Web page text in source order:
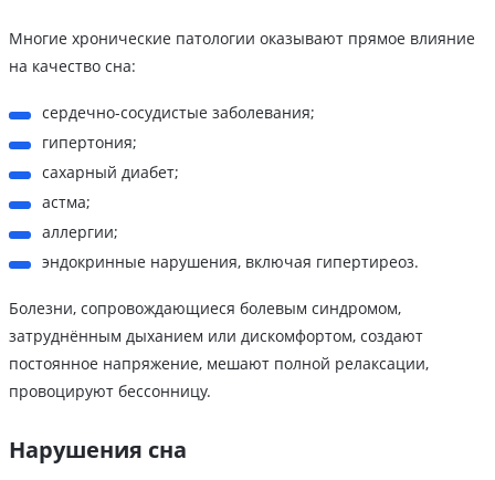
Многие хронические патологии оказывают прямое влияние
на качество сна:
сердечно-сосудистые заболевания;
гипертония;
сахарный диабет;
астма;
аллергии;
эндокринные нарушения, включая гипертиреоз.
Болезни, сопровождающиеся болевым синдромом,
затруднённым дыханием или дискомфортом, создают
постоянное напряжение, мешают полной релаксации,
провоцируют бессонницу.
Нарушения сна